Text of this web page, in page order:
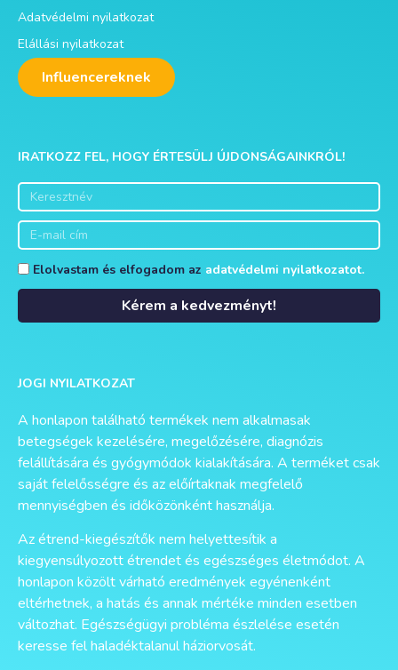
Adatvédelmi nyilatkozat
Elállási nyilatkozat
Influencereknek
IRATKOZZ FEL, HOGY ÉRTESÜLJ ÚJDONSÁGAINKRÓL!
Elolvastam és elfogadom az adatvédelmi nyilatkozatot.
Kérem a kedvezményt!
JOGI NYILATKOZAT
A honlapon található termékek nem alkalmasak
betegségek kezelésére, megelőzésére, diagnózis
felállítására és gyógymódok kialakítására. A terméket csak
saját felelősségre és az előírtaknak megfelelő
mennyiségben és időközönként használja.
Az étrend-kiegészítők nem helyettesítik a
kiegyensúlyozott étrendet és egészséges életmódot. A
honlapon közölt várható eredmények egyénenként
eltérhetnek, a hatás és annak mértéke minden esetben
változhat. Egészségügyi probléma észlelése esetén
keresse fel haladéktalanul háziorvosát.